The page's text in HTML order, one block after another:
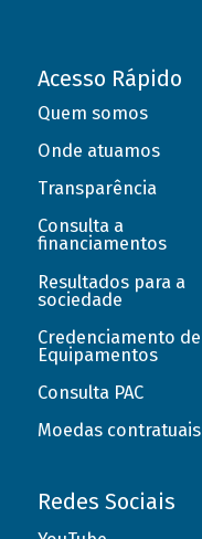
Acesso Rápido
Quem somos
Onde atuamos
Transparência
Consulta a
financiamentos
Resultados para a
sociedade
Credenciamento de
Equipamentos
Consulta PAC
Moedas contratuais
Redes Sociais